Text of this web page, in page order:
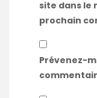
site dans le
prochain
Prévenez-